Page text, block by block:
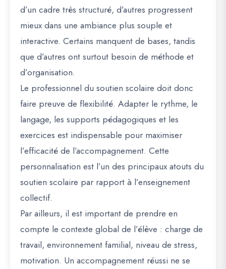
d’un cadre très structuré, d’autres progressent
mieux dans une ambiance plus souple et
interactive. Certains manquent de bases, tandis
que d’autres ont surtout besoin de méthode et
d’organisation.
Le professionnel du soutien scolaire doit donc
faire preuve de flexibilité. Adapter le rythme, le
langage, les supports pédagogiques et les
exercices est indispensable pour maximiser
l’efficacité de l’accompagnement. Cette
personnalisation est l’un des principaux atouts du
soutien scolaire par rapport à l’enseignement
collectif.
Par ailleurs, il est important de prendre en
compte le contexte global de l’élève : charge de
travail, environnement familial, niveau de stress,
motivation. Un accompagnement réussi ne se